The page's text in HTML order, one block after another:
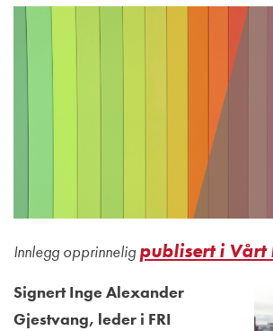
Innlegg opprinnelig publisert i Vårt
Signert Inge Alexander
Gjestvang, leder i FRI